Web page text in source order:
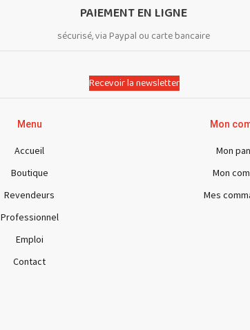
PAIEMENT EN LIGNE
sécurisé, via Paypal ou carte bancaire
Recevoir la newsletter
Menu
Accueil
Boutique
Revendeurs
Professionnel
Emploi
Contact
Mon
Mon
Mon
Mes